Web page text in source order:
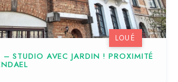
STUDIO AVEC JARDIN ! PROXIMITÉ
LOUÉ